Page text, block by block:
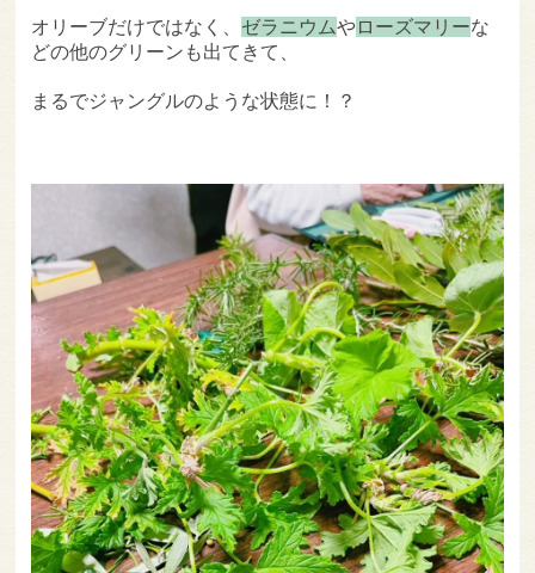
オリーブだけではなく、 ゼラニウムやローズマリーな
どの他のグリーンも出てきて、
まるでジャングルのような状態に！？